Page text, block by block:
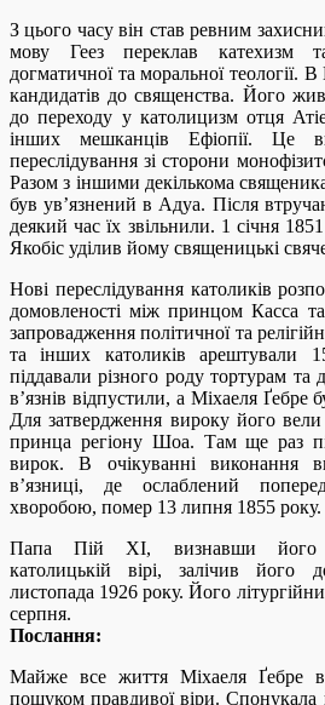
З цього часу він став ревним
мову Геез переклав катехизм
догматичної та моральної теології.
кандидатів до священства. Його
до переходу у католицизм отця
інших мешканців Ефіопії. Це
переслідування зі сторони
Разом з іншими декількома
був ув’язнений в Адуа. Після
деякий час їх звільнили. 1 січня
Якобіс уділив йому священицькі
Нові переслідування католиків
домовленості між принцом Касса
запровадження політичної та
та інших католиків арештували
піддавали різного роду тортурам та
в’язнів відпустили, а Міхаеля Ґебре
Для затвердження вироку його вели
принца регіону Шоа. Там ще раз
вирок. В очікуванні виконання
в’язниці, де ослаблений
хворобою, помер 13 липня 1855 року.
Папа Пій ХІ, визнавши його
католицькій вірі, залічив
листопада 1926 року. Його
серпня.
Послання:
Майже все життя Міхаеля Ґебре
пошуком правдивої віри. Спонукала